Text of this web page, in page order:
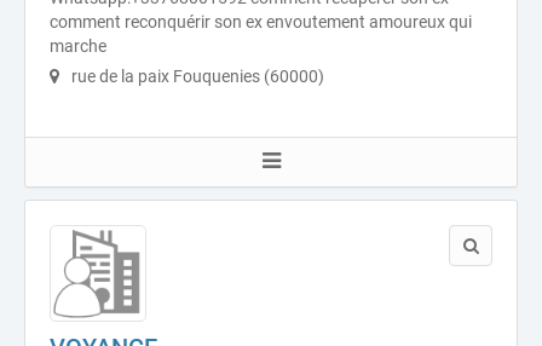
comment reconquérir son ex envoutement amoureux qui
marche
rue de la paix Fouquenies (60000)